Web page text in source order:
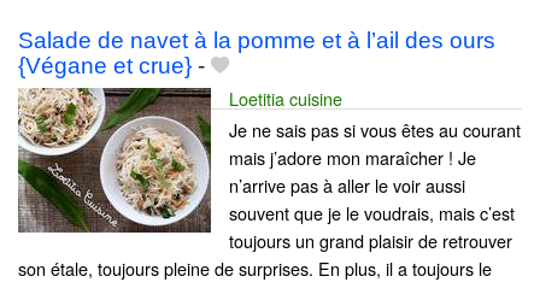
Salade de navet à la pomme et à l’ail des ours
{Végane et crue} -
Loetitia cuisine
Je ne sais pas si vous êtes au courant
mais j’adore mon maraîcher ! Je
n’arrive pas à aller le voir aussi
souvent que je le voudrais, mais c’est
toujours un grand plaisir de retrouver
son étale, toujours pleine de surprises. En plus, il a toujours le